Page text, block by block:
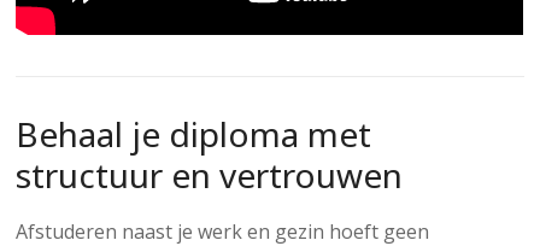
Behaal je diploma met
structuur en vertrouwen
Afstuderen naast je werk en gezin hoeft geen